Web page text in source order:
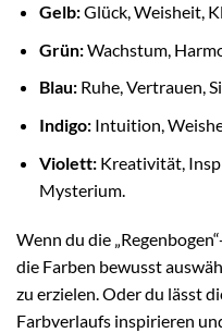
Gelb:Glück, Weisheit,
Grün:Wachstum,
Blau:Ruhe, Vertrauen,
Indigo:Intuition,
Violett:Kreativität,
Mysterium.
Wenn du die
die Farben bewusst
zu erzielen. Oder du lässt
Farbverlaufs inspirieren